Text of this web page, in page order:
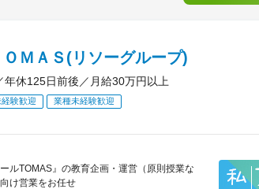
ＭＡＳ(リソーグループ)
休125日前後／月給30万円以上
験歓迎 業種未経験歓迎
ルTOMAS』の教育企画・運営（原則授業な
け営業をお任せ